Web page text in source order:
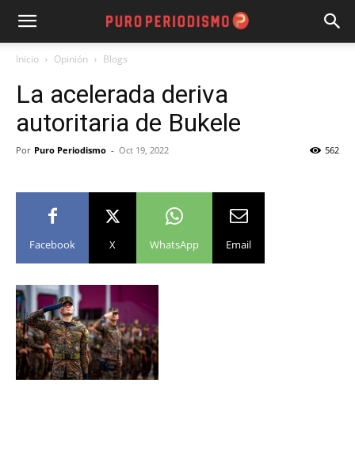
Inicio Opinión Blogs
La acelerada deriva
autoritaria de Bukele
Por Puro Periodismo - Oct 19, 2022 562
Facebook X WhatsApp Email